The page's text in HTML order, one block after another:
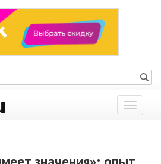
Показать
меню